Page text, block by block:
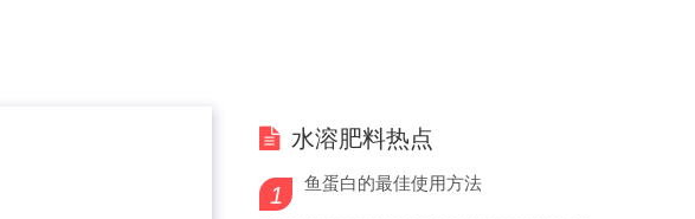
水溶肥料热点
1 鱼蛋白的最佳使用方法